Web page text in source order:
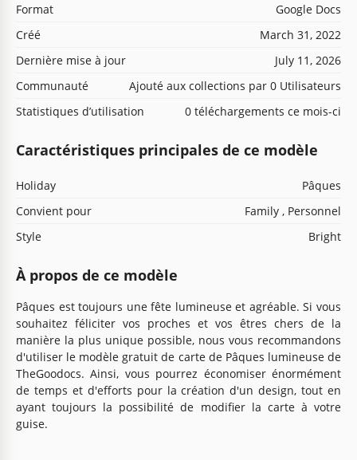
Format
Google Docs
Créé
March 31, 2022
Dernière mise à jour
July 11, 2026
Communauté
Ajouté aux collections par 0 Utilisateurs
Statistiques d’utilisation
0 téléchargements ce mois-ci
Caractéristiques principales de ce modèle
Holiday
Pâques
Convient pour
Family , Personnel
Style
Bright
À propos de ce modèle
Pâques est toujours une fête lumineuse et agréable. Si vous
souhaitez féliciter vos proches et vos êtres chers de la
manière la plus unique possible, nous vous recommandons
d'utiliser le modèle gratuit de carte de Pâques lumineuse de
TheGoodocs. Ainsi, vous pourrez économiser énormément
de temps et d'efforts pour la création d'un design, tout en
ayant toujours la possibilité de modifier la carte à votre
guise.